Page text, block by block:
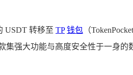
USDT 转移至 TP 钱包 （
强大功能与高度安全性于一身